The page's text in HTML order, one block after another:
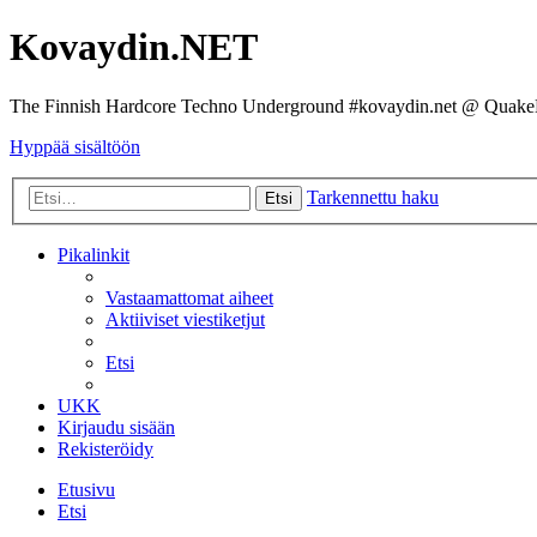
Kovaydin.NET
The Finnish Hardcore Techno Underground #kovaydin.net @
Hyppää sisältöön
Etsi Tarkennettu haku
Pikalinkit
Vastaamattomat aiheet
Aktiiviset viestiketjut
Etsi
UKK
Kirjaudu sisään
Rekisteröidy
Etusivu
Etsi